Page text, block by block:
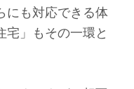
にも対応できる体
宅」もその一環と